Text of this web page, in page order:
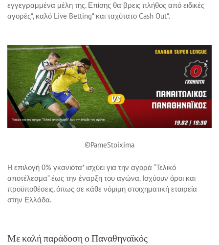
εγγεγραμμένα μέλη της. Επίσης θα βρεις πλήθος από ειδικές
αγορές*, καλό Live Betting* και ταχύτατο Cash Out*.
©PameStoixima
H επιλογή 0% γκανιότα* ισχύει για την αγορά “Τελικό
αποτέλεσμα” έως την έναρξη του αγώνα. Ισχύουν όροι και
προϋποθέσεις, όπως σε κάθε νόμιμη στοιχηματική εταιρεία
στην Ελλάδα.
Με καλή παράδοση ο Παναθηναϊκός